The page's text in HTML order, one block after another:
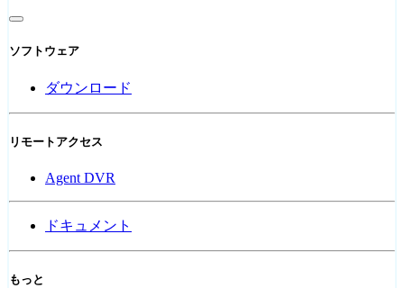
ソフトウェア
ダウンロード
リモートアクセス
Agent DVR
ドキュメント
もっと